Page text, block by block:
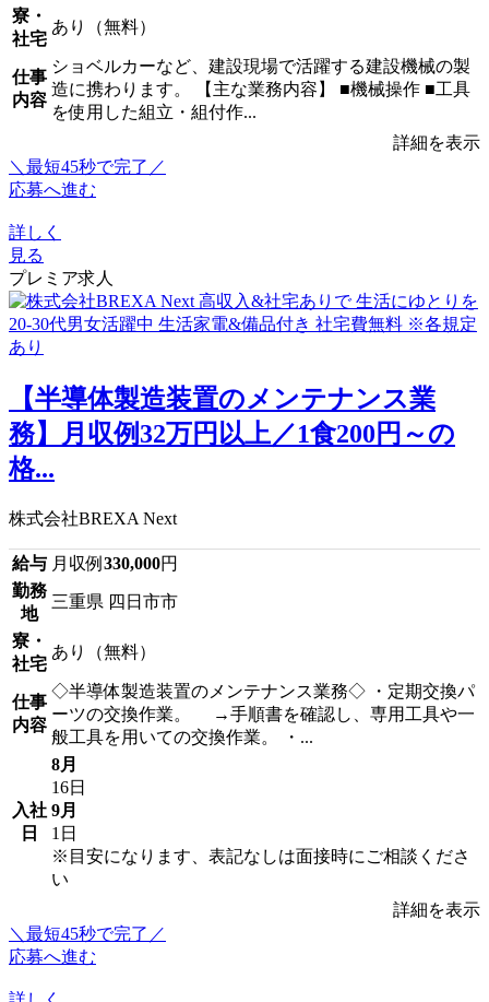
寮・
社宅
あり（無料）
仕事
内容
ショベルカーなど、建設現場で活躍する建設機械の製
造に携わります。 【主な業務内容】 ■機械操作 ■工具
を使用した組立・組付作...
詳細を表示
＼最短45秒で完了／
応募へ進む
詳しく
見る
プレミア求人
【半導体製造装置のメンテナンス業
務】月収例32万円以上／1食200円～の
格...
株式会社BREXA Next
給与 月収例 330,000円
勤務
地
三重県 四日市市
寮・
社宅
あり（無料）
仕事
内容
◇半導体製造装置のメンテナンス業務◇ ・定期交換パ
ーツの交換作業。 →手順書を確認し、専用工具や一
般工具を用いての交換作業。 ・...
入社
日
8月
16日
9月
1日
※目安になります、表記なしは面接時にご相談くださ
い
詳細を表示
＼最短45秒で完了／
応募へ進む